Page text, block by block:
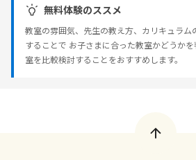
無料体験のススメ
教室の雰囲気、先生の教え方、カリキュラム
することで お子さまに合った教室かどうか
室を比較検討することをおすすめします。